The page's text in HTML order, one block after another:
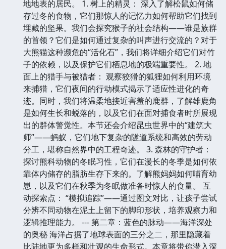
地地表的居民。 1. 树上的精灵： 深入了解松鼠如何储
存过冬的食物，它们那惊人的记忆力如何帮助它们找到
埋藏的坚果。我们会探究猴子的社会结构——谁是族群
的首领？它们是如何通过复杂的叫声进行交流的？对于
大熊猫这种濒危的“活化石”，我们将详细介绍它们对竹
子的依赖，以及保护它们栖息地的极端重要性。 2. 地
面上的猎手与被猎者： 观察狡猾的狐狸如何利用环境
来捕猎，它们夜间的行动模式揭示了适应性进化的奇
迹。同时，我们将温柔地接近害羞的鹿群，了解雄鹿角
是如何生长和蜕落的，以及它们在面对捕食者时所展现
出的群体警觉性。本节还会介绍昆虫世界中的“建筑大
师”——蚂蚁，它们地下复杂的隧道系统和高效的劳动
分工，堪称自然界中的工程奇迹。 3. 森林的守护者：
探讨熊科动物的冬眠习性，它们在漫长的冬季是如何依
靠体内储存的脂肪生存下来的。了解熊妈妈如何哺育幼
崽，以及它们在秋季为冬眠做准备时惊人的食量。 互
动探索点： “模拟追踪”——通过图文对比，让孩子尝试
分辨不同动物在泥土上留下的脚印形状，培养观察力和
逻辑推理能力。 --- 第二章：蓝色的脉动——海洋深处
的奥秘 海洋占据了地球表面的三分之二，那里隐藏着
比陆地更为多样和壮观的生命形式。本章将带你潜入深